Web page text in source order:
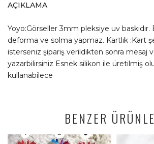
AÇIKLAMA
Yoyo:Görseller 3mm pleksiye uv baskıdır.
deforma ve solma yapmaz. Kartlık :Kart
isterseniz şipariş verildikten sonra mesaj
yazarbilirsiniz Esnek silikon ile üretilmiş
kullanabilece
BENZER